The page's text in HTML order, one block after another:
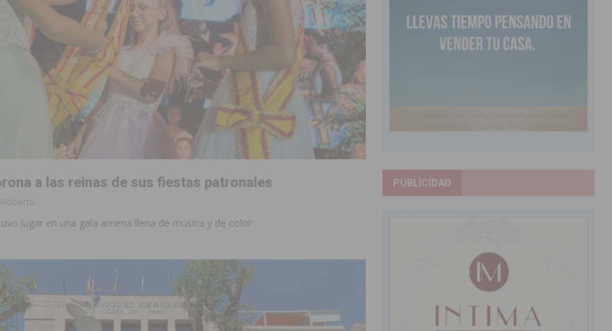
e inundaciones por el estado de sus barrancos
la CV-95, clave para Torrevieja
Fiestas 2026
COMARCA
de la Corte 2026
BIGASTRO
Urbanizaciones de Ciudad Quesada 2026
Patronales en honor a la Virgen de la Salud y San Miguel
en Orihuela ‘sin mejoras ni bonificaciones’
y consolida a Dolores como referente ganadero de la CV
local con nuevos convenios de colaboración
MONTESINOS
Río’ y recibirá 3,3 millones de la Fundación Biodiversidad
a las reinas de sus fiestas patronales
Roberto
lugar en una gala amena llena de música y de color
PUBLICIDAD